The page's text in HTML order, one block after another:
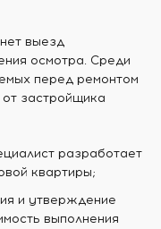
выезд
осмотра. Среди
перед ремонтом
застройщика
разработает
квартиры;
и утверждение
выполнения